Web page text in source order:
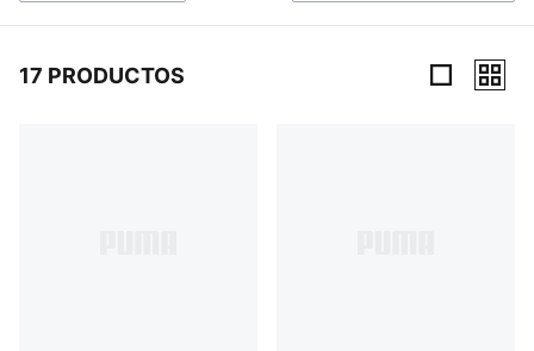
17 PRODUCTOS